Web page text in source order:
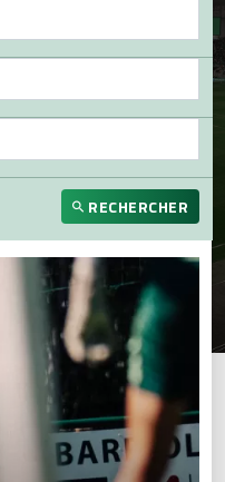
RECHERCHER